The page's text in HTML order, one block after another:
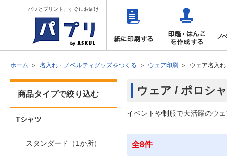
パッとプリント、すぐにお届け
ホーム 名入れ・ノベルティグッズをつくる ウェア印刷 ウェア名入
ウェア / ポロシ
イベントや制服で大活躍のウ
全8件
商品タイプで絞り込む
Tシャツ
スタンダード（1か所）